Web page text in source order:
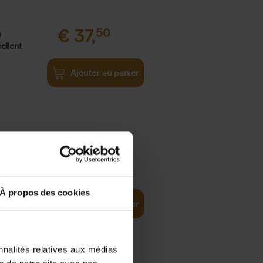
À propos des cookies
relatives aux médias
€ 37,50
Ajouter au panier
world 29,99
Ajouter au panier